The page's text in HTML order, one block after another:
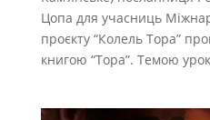
Цопа для учасниць
проєкту “Колель Тора”
книгою “Тора”. Темою